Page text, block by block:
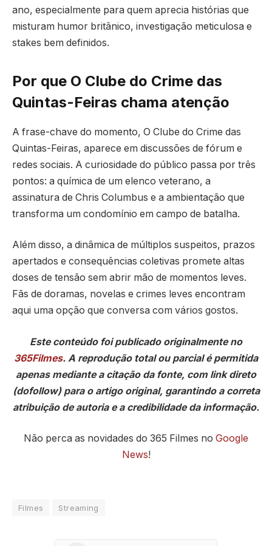
ano, especialmente para quem aprecia histórias que
misturam humor britânico, investigação meticulosa e
stakes bem definidos.
Por que O Clube do Crime das
Quintas-Feiras chama atenção
A frase-chave do momento, O Clube do Crime das
Quintas-Feiras, aparece em discussões de fórum e
redes sociais. A curiosidade do público passa por três
pontos: a química de um elenco veterano, a
assinatura de Chris Columbus e a ambientação que
transforma um condomínio em campo de batalha.
Além disso, a dinâmica de múltiplos suspeitos, prazos
apertados e consequências coletivas promete altas
doses de tensão sem abrir mão de momentos leves.
Fãs de doramas, novelas e crimes leves encontram
aqui uma opção que conversa com vários gostos.
Este conteúdo foi publicado originalmente no
365Filmes. A reprodução total ou parcial é permitida
apenas mediante a citação da fonte, com link direto
(dofollow) para o artigo original, garantindo a correta
atribuição de autoria e a credibilidade da informação.
Não perca as novidades do 365 Filmes no Google
News!
Filmes Streaming